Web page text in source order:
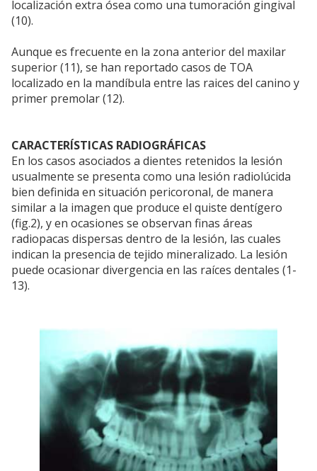
localización extra ósea como una tumoración gingival
(10).
Aunque es frecuente en la zona anterior del maxilar
superior (11), se han reportado casos de TOA
localizado en la mandíbula entre las raices del canino y
primer premolar (12).
CARACTERÍSTICAS RADIOGRÁFICAS
En los casos asociados a dientes retenidos la lesión
usualmente se presenta como una lesión radiolúcida
bien definida en situación pericoronal, de manera
similar a la imagen que produce el quiste dentígero
(fig.2), y en ocasiones se observan finas áreas
radiopacas dispersas dentro de la lesión, las cuales
indican la presencia de tejido mineralizado. La lesión
puede ocasionar divergencia en las raíces dentales (1-
13).